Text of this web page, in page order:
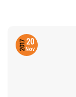
20
Nov
2017